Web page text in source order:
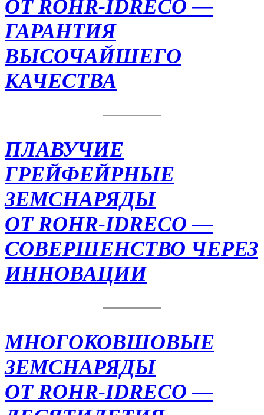
OT ROHR-IDRECO —
ГАРАНТИЯ
ВЫСОЧАЙШЕГО
КАЧЕСТВА
ПЛАВУЧИЕ
ГРЕЙФЕЙРНЫЕ
ЗЕМСНАРЯДЫ
ОТ ROHR-IDRECO —
СОВЕРШЕНСТВО ЧЕРЕЗ
ИННОВАЦИИ
МНОГОКОВШОВЫЕ
ЗЕМСНАРЯДЫ
OT ROHR-IDRECO —